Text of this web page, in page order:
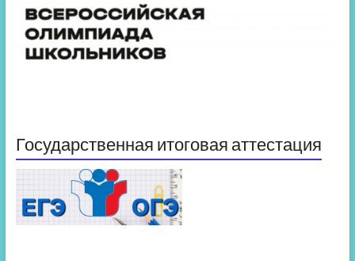
Государственная итоговая аттестация